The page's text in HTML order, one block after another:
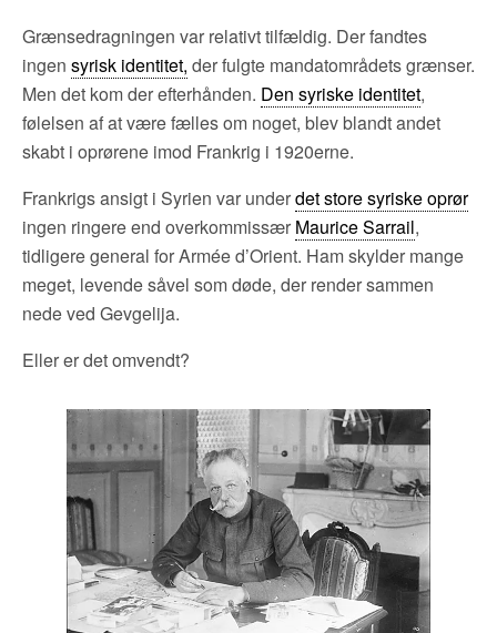
Grænsedragningen var relativt tilfældig. Der fandtes
ingen syrisk identitet, der fulgte mandatområdets grænser.
Men det kom der efterhånden. Den syriske identitet,
følelsen af at være fælles om noget, blev blandt andet
skabt i oprørene imod Frankrig i 1920erne.
Frankrigs ansigt i Syrien var underdet store syriske oprør
ingen ringere end overkommissær Maurice Sarrail,
tidligere general for Armée d’Orient. Ham skylder mange
meget, levende såvel som døde, der render sammen
nede ved Gevgelija.
Eller er det omvendt?